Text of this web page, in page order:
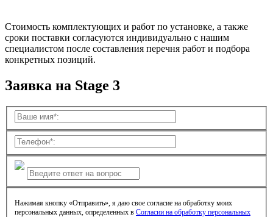
Стоимость комплектующих и работ по установке, а также
сроки поставки согласуются индивидуально с нашим
специалистом после составления перечня работ и подбора
конкретных позиций.
Заявка на Stage 3
Нажимая кнопку «Отправить», я даю свое согласие на обработку моих
персональных данных, определенных в Согласии на обработку персональных